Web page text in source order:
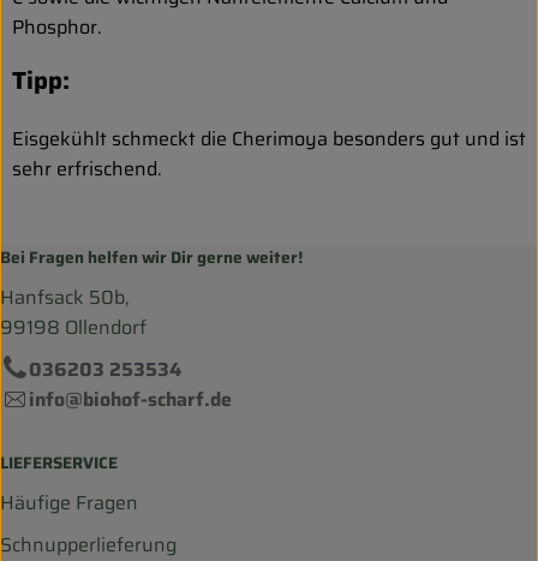
Phosphor.
Tipp:
Eisgekühlt schmeckt die Cherimoya besonders gut und ist
sehr erfrischend.
Bei Fragen helfen wir Dir gerne weiter!
Hanfsack 50b,
99198 Ollendorf
036203 253534
info@biohof-scharf.de
LIEFERSERVICE
Häufige Fragen
Schnupperlieferung